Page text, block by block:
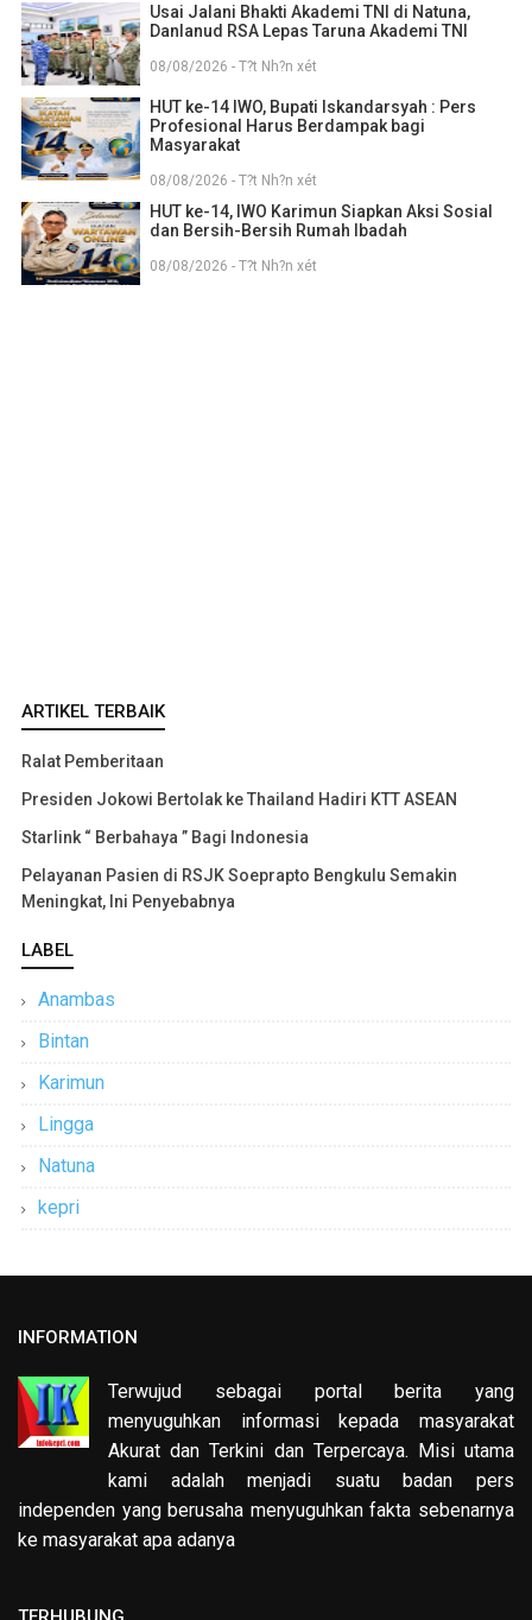
Usai Jalani Bhakti Akademi TNI di Natuna,
Danlanud RSA Lepas Taruna Akademi TNI
08/08/2026 - T?t Nh?n xét
HUT ke-14 IWO, Bupati Iskandarsyah : Pers
Profesional Harus Berdampak bagi
Masyarakat
08/08/2026 - T?t Nh?n xét
HUT ke-14, IWO Karimun Siapkan Aksi Sosial
dan Bersih-Bersih Rumah Ibadah
08/08/2026 - T?t Nh?n xét
ARTIKEL TERBAIK
Ralat Pemberitaan
Presiden Jokowi Bertolak ke Thailand Hadiri KTT ASEAN
Starlink “ Berbahaya ” Bagi Indonesia
Pelayanan Pasien di RSJK Soeprapto Bengkulu Semakin
Meningkat, Ini Penyebabnya
LABEL
Anambas
Bintan
Karimun
Lingga
Natuna
kepri
INFORMATION
Terwujud sebagai portal berita yang
menyuguhkan informasi kepada masyarakat
Akurat dan Terkini dan Terpercaya. Misi utama
kami adalah menjadi suatu badan pers
independen yang berusaha menyuguhkan fakta sebenarnya
ke masyarakat apa adanya